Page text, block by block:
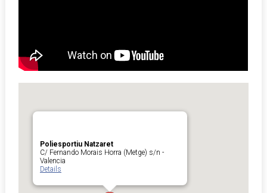
Poliesportiu Natzaret
C/ Fernando Morais Horra (Metge) s/n -
Valencia
Details